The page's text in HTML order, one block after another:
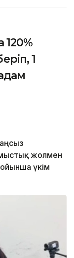
120%
1
жолмен
үкім